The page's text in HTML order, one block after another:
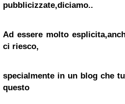
pubblicizzate,diciamo..
Ad essere molto
ci riesco,
specialmente in un blog che
questo